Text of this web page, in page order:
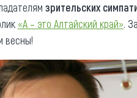
зрительских
«А – это Алтайский край».
весны!